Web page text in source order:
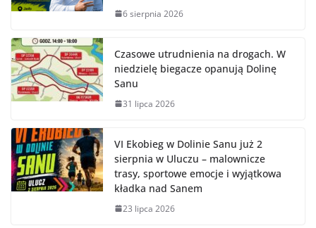
6 sierpnia 2026
Czasowe utrudnienia na drogach. W
niedzielę biegacze opanują Dolinę
Sanu
31 lipca 2026
VI Ekobieg w Dolinie Sanu już 2
sierpnia w Uluczu – malownicze
trasy, sportowe emocje i wyjątkowa
kładka nad Sanem
23 lipca 2026